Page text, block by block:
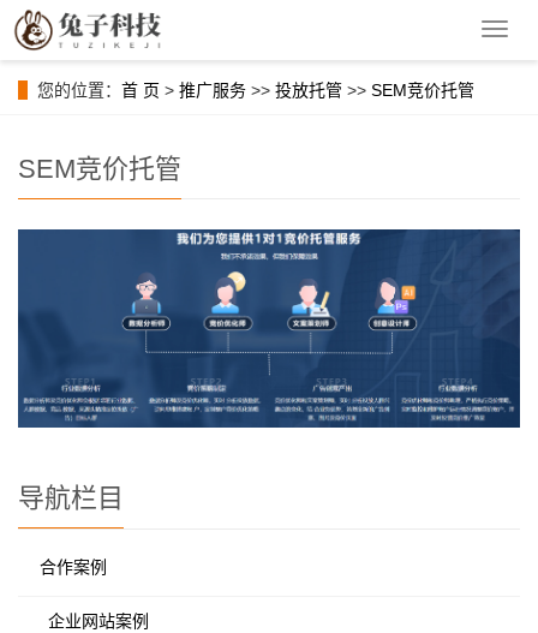
导
您的位置： 首 页 > 推广服务 >> 投放托管 >> SEM竞价托管
SEM竞价托管
导航栏目
合作案例
企业网站案例